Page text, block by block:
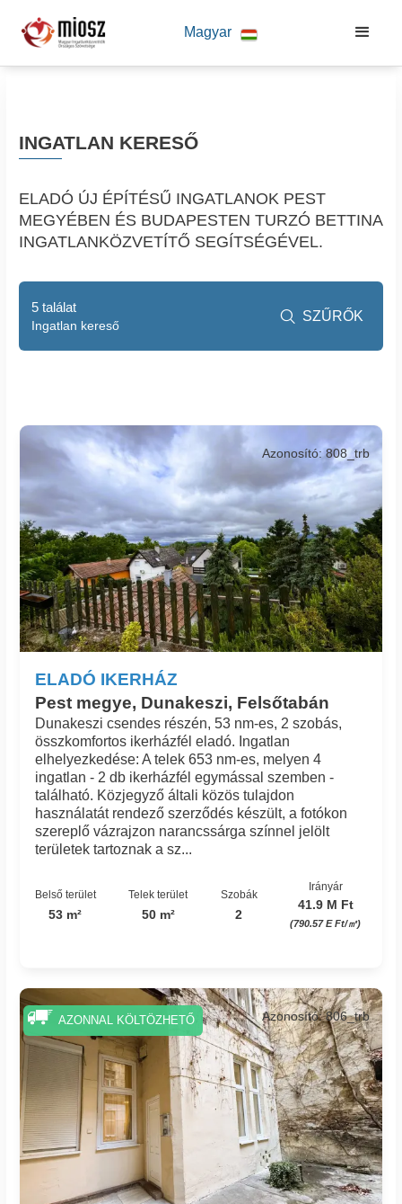
Magyar
INGATLAN KERESŐ
ELADÓ ÚJ ÉPÍTÉSŰ INGATLANOK PEST
MEGYÉBEN ÉS BUDAPESTEN TURZÓ BETTINA
INGATLANKÖZVETÍTŐ SEGÍTSÉGÉVEL.
ELADÓ IKERHÁZ
Pest megye, Dunakeszi, Felsőtabán
Azonosító: 808_trb
Dunakeszi csendes részén, 53 nm-es, 2 szobás,
összkomfortos ikerházfél eladó. Ingatlan
elhelyezkedése: A telek 653 nm-es, melyen 4
ingatlan - 2 db ikerházfél egymással szemben -
található. Közjegyző általi közös tulajdon
használatát rendező szerződés készült, a fotókon
szereplő vázrajzon narancssárga színnel jelölt
területek tartoznak a sz...
Belső terület
53 m²
Telek terület
50 m²
Szobák
2
Irányár
41.9 M Ft
(790.57 E Ft/㎡)
Azonosító: 806_trb
AZONNAL KÖLTÖZHETŐ
5 találat
Ingatlan kereső
 SZŰRŐK